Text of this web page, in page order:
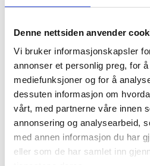
Denne nettsiden anvender
Vi bruker informasjonskapsler
annonser et personlig preg, for
mediefunksjoner og for å
dessuten informasjon om
vårt, med partnerne våre innen
annonsering og analysearbeid,
med annen informasjon du har
eller som de har samlet inn